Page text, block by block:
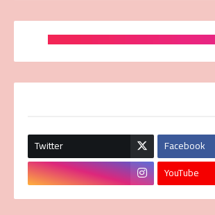
Facebook
Twitter
YouTube